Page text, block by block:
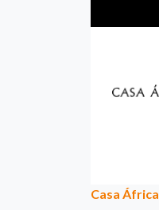
Casa África